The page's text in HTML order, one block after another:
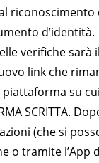
QUALITY CONTROL
DIRITTO
E PROPRIETÀ
INTELLETTUALE
ECONOMIA E
DELL’INNOVAZIONE
d’identità.
verifiche sarà
link che
su
SCRITTA.
(che si
o tramite l’App